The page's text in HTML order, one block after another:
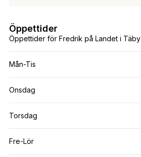
Öppettider för Fredrik på Landet i Täby
Öppettider
Mån-Tis
Onsdag
Torsdag
Fre-Lör